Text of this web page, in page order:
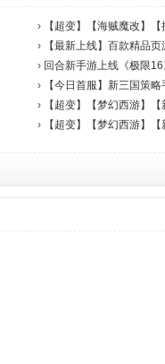
›
【超变】【海贼魔改】
›
【最新上线】百款精品
› 回合新手游上线《极限
›
【今日首服】新三国策
›
【超变】【梦幻西游】【
› 【超变】【梦幻西游】